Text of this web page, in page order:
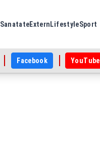
SanatateExtern LifestyleSport
Facebook YouTube